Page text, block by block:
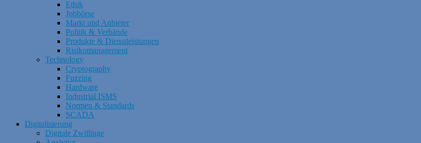
Ethik
Jobbörse
Markt und Anbieter
Politik & Verbände
Produkte & Dienstleistungen
Risikomanagement
Technology
Cryptography
Fuzzing
Hardware
Industrial ISMS
Normen & Standards
SCADA
Digitalisierung
Digitale Zwillinge